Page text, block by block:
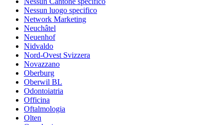
Nessun luogo specifico
Network Marketing
Neuchâtel
Neuenhof
Nidvaldo
Nord-Ovest Svizzera
Novazzano
Oberburg
Oberwil BL
Odontoiatria
Officina
Oftalmologia
Olten